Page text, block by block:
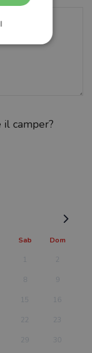
camper?
Sab Dom
1 2
8 9
15 16
22 23
29 30